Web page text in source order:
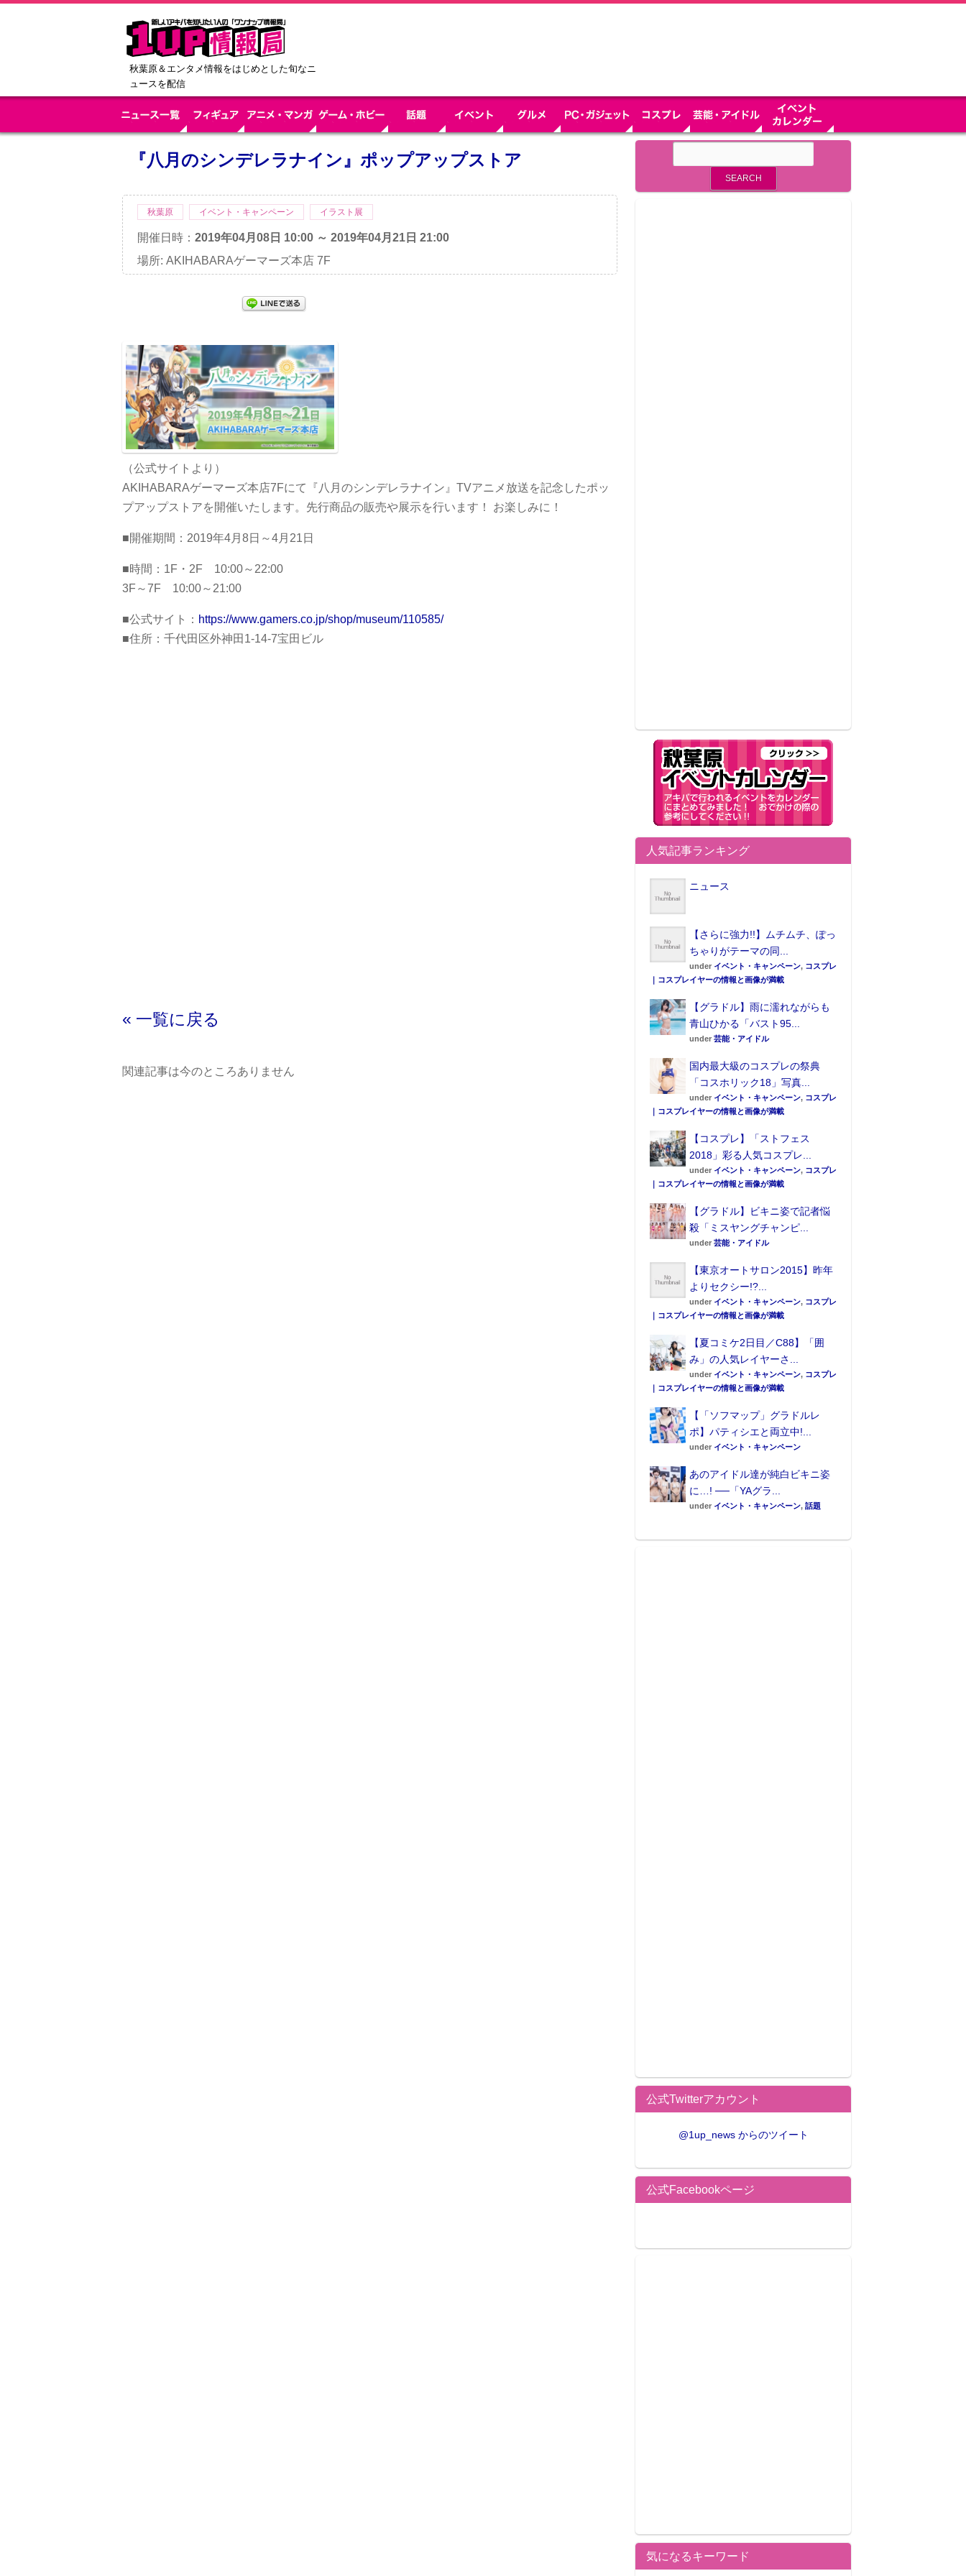
秋葉原＆エンタメ情報をはじめとした旬なニ
ュースを配信
『八月のシンデレラナイン』ポップアップストア
秋葉原 イベント・キャンペーン イラスト展
開催日時： 2019年04月08日 10:00 ～ 2019年04月21日 21:00
場所: AKIHABARAゲーマーズ本店 7F
（公式サイトより）
AKIHABARAゲーマーズ本店7Fにて『八月のシンデレラナイン』TVアニメ放送を記念したポッ
プアップストアを開催いたします。先行商品の販売や展示を行います！ お楽しみに！
■開催期間：2019年4月8日～4月21日
■時間：1F・2F 10:00～22:00
3F～7F 10:00～21:00
■公式サイト： https://www.gamers.co.jp/shop/museum/110585/
■住所：千代田区外神田1-14-7宝田ビル
« 一覧に戻る
関連記事は今のところありません
人気記事ランキング
ニュース
【さらに強力!!】ムチムチ、ぽっ
ちゃりがテーマの同...
under イベント・キャンペーン, コスプレ
｜コスプレイヤーの情報と画像が満載
【グラドル】雨に濡れながらも
青山ひかる「バスト95...
under 芸能・アイドル
国内最大級のコスプレの祭典
「コスホリック18」写真...
under イベント・キャンペーン, コスプレ
｜コスプレイヤーの情報と画像が満載
【コスプレ】「ストフェス
2018」彩る人気コスプレ...
under イベント・キャンペーン, コスプレ
｜コスプレイヤーの情報と画像が満載
【グラドル】ビキニ姿で記者悩
殺「ミスヤングチャンピ...
under 芸能・アイドル
【東京オートサロン2015】昨年
よりセクシー!?...
under イベント・キャンペーン, コスプレ
｜コスプレイヤーの情報と画像が満載
【夏コミケ2日目／C88】「囲
み」の人気レイヤーさ...
under イベント・キャンペーン, コスプレ
｜コスプレイヤーの情報と画像が満載
【「ソフマップ」グラドルレ
ポ】パティシエと両立中!...
under イベント・キャンペーン
あのアイドル達が純白ビキニ姿
に…! ──「YAグラ...
under イベント・キャンペーン, 話題
公式Twitterアカウント
@1up_news からのツイート
公式Facebookページ
気になるキーワード